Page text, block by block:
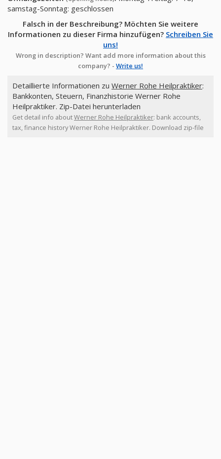
samstag-Sonntag: geschlossen
Falsch in der Beschreibung? Möchten Sie weitere
Informationen zu dieser Firma hinzufügen? Schreiben Sie
uns!
Wrong in description? Want add more information about this
company? - Write us!
Detaillierte Informationen zu Werner Rohe Heilpraktiker:
Bankkonten, Steuern, Finanzhistorie Werner Rohe
Heilpraktiker. Zip-Datei herunterladen
Get detail info aboutWerner Rohe Heilpraktiker: bank accounts,
tax, finance history Werner Rohe Heilpraktiker. Download zip-file